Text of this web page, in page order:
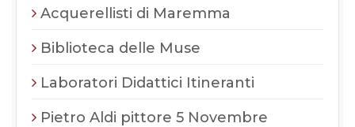
Acquerellisti di Maremma
Biblioteca delle Muse
Laboratori Didattici Itineranti
Pietro Aldi pittore 5 Novembre